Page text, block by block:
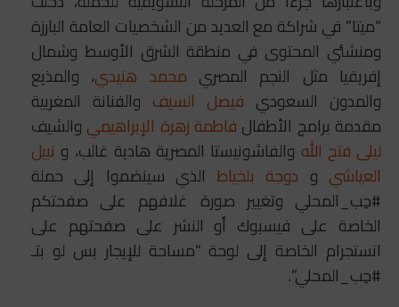
“ميتا” في شراكة مع العديد من الشخصيات العامة البارزة
ومنشئي المحتوى في منطقة الشرق الأوسط وشمال
إفريقيا مثل النجم المصري محمد هنيدي، والمذيع
والمدون السعودي فيصل السيف والفنانة المغربية
مقدمة برامج الأطفال فاطمة زهرة الإبراهيمي والشيف
ليلى فتح الله والفاشونيستا المصرية هادية غالب، و نبيل
العياشي و دوجة بلخياطالذي سينضموا إلى حملة
#حِب_المحلي وتغيير صورة غلافهم على صفحتكم
الخاصة على فيسبوك أو النشر على صفحتهم على
انستجرام الخاصة إلى لوحة “مساحة للإيجار بس لو بتـ
#حِب_المحلي”.